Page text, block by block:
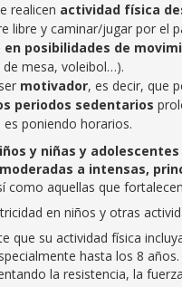
realicen actividad física
libre y caminar/jugar por el
en posibilidades de
mesa, voleibol…).
motivador, es decir, que
periodos sedentarios
poniendo horarios.
y niñas y
a intensas,
como aquellas que
en niños y otras
que su actividad física
hasta los 8 años.
la resistencia, la